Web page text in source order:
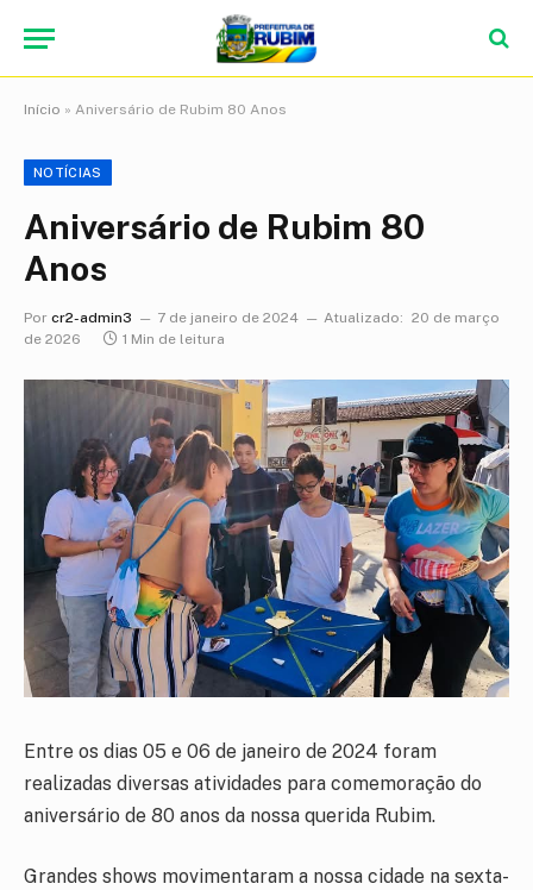
Início » Aniversário de Rubim 80 Anos
NOTÍCIAS
Aniversário de Rubim 80
Anos
Por cr2-admin3 7 de janeiro de 2024 Atualizado: 20 de março
de 2026
1 Min de leitura
Entre os dias 05 e 06 de janeiro de 2024 foram
realizadas diversas atividades para comemoração do
aniversário de 80 anos da nossa querida Rubim.
Grandes shows movimentaram a nossa cidade na sexta-